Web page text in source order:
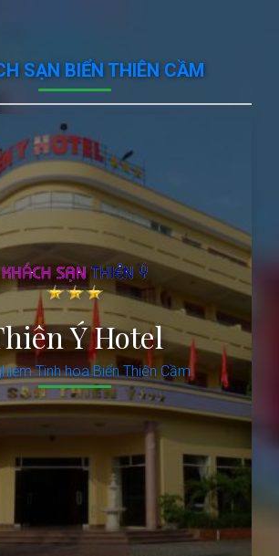
SẠN BIỂN THIÊN CẦM
Ý Hotel
Tinh hoa Biển Thiên Cầm